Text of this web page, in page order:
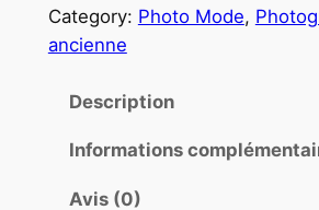
a
n
Category: Photo Mode,
ancienne
Description
Informations
Avis (0)